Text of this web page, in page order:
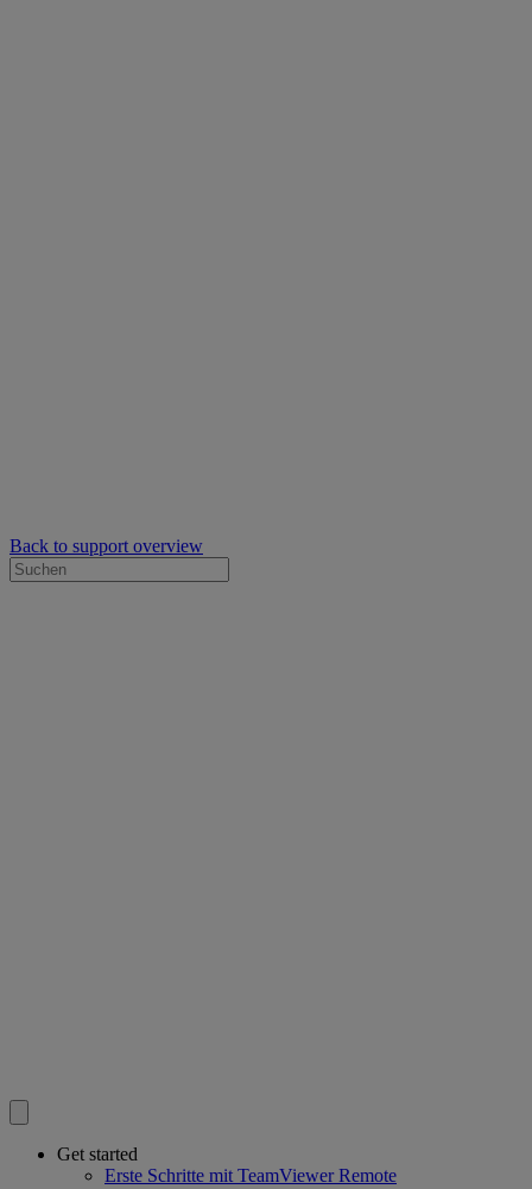
Back to support overview
Get started
Erste Schritte mit TeamViewer Remote